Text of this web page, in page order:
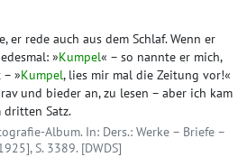
er rede auch aus dem Schlaf. Wenn er
»Kumpel« – so nannte er mich,
»Kumpel, lies mir mal die Zeitung vor!«
und bieder an, zu lesen – aber ich kam
dritten Satz.
Album. In: Ders.: Werke – Briefe –
S. 3389. [DWDS]